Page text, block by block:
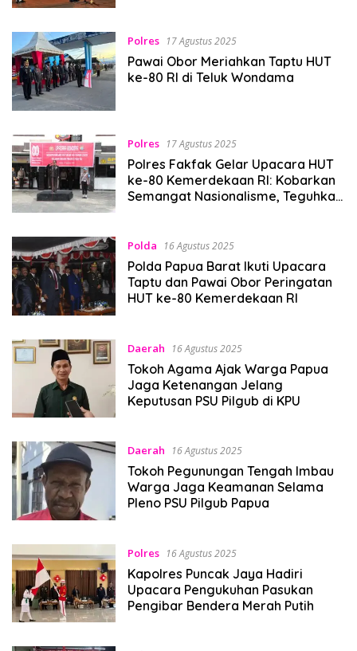
Polres 17 Agustus 2025
Pawai Obor Meriahkan Taptu HUT
ke-80 RI di Teluk Wondama
Polres 17 Agustus 2025
Polres Fakfak Gelar Upacara HUT
ke-80 Kemerdekaan RI: Kobarkan
Semangat Nasionalisme, Teguhkan
Polda 16 Agustus 2025
Polda Papua Barat Ikuti Upacara
Taptu dan Pawai Obor Peringatan
HUT ke-80 Kemerdekaan RI
Daerah 16 Agustus 2025
Tokoh Agama Ajak Warga Papua
Jaga Ketenangan Jelang
Keputusan PSU Pilgub di KPU
Daerah 16 Agustus 2025
Tokoh Pegunungan Tengah Imbau
Warga Jaga Keamanan Selama
Pleno PSU Pilgub Papua
Polres 16 Agustus 2025
Kapolres Puncak Jaya Hadiri
Upacara Pengukuhan Pasukan
Pengibar Bendera Merah Putih